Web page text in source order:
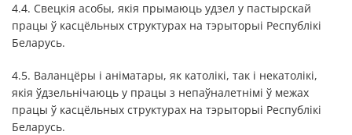
4.4. Свецкія асобы, якія прымаюць удзел у пастырскай
працы ў касцёльных структурах на тэрыторыі Республікі
Беларусь.
4.5. Валанцёры і аніматары, як католікі, так і некатолікі,
якія ўдзельнічаюць у працы з непаўналетнімі ў межах
працы ў касцёльных структурах на тэрыторыі Республікі
Беларусь.